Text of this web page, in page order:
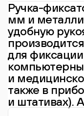
Ручка-
мм и
удобную
для
и
также в
и штативах).
Перейти в